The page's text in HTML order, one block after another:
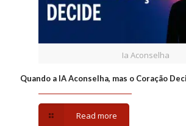
Ia Aconselha
Quando a IA Aconselha, mas o Coração
Read more